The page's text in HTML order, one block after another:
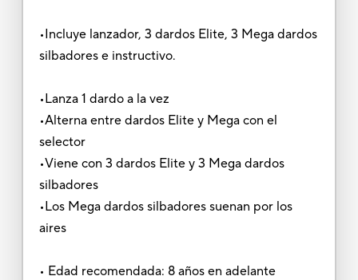
•Incluye lanzador, 3 dardos Elite, 3 Mega dardos
silbadores e instructivo.
•Lanza 1 dardo a la vez
•Alterna entre dardos Elite y Mega con el
selector
•Viene con 3 dardos Elite y 3 Mega dardos
silbadores
•Los Mega dardos silbadores suenan por los
aires
• Edad recomendada: 8 años en adelante